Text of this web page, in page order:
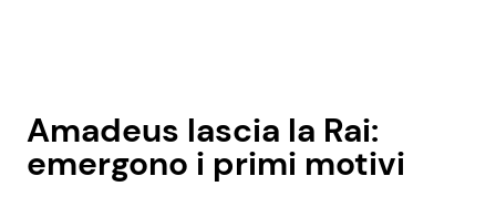
Amadeus lascia la Rai:
emergono i primi motivi